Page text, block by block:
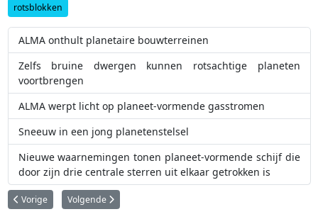
rotsblokken
ALMA onthult planetaire bouwterreinen
Zelfs bruine dwergen kunnen rotsachtige planeten
voortbrengen
ALMA werpt licht op planeet-vormende gasstromen
Sneeuw in een jong planetenstelsel
Nieuwe waarnemingen tonen planeet-vormende schijf die
door zijn drie centrale sterren uit elkaar getrokken is
Vorig artikel: Nieuw soort veranderlijke ster ontdekt
Vorige Volgende artikel: Tot nu toe lichtste exoplaneet in beeld
Volgende